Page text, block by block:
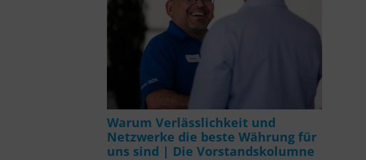
Warum Verlässlichkeit und
Netzwerke die beste Währung für
uns sind | Die Vorstandskolumne